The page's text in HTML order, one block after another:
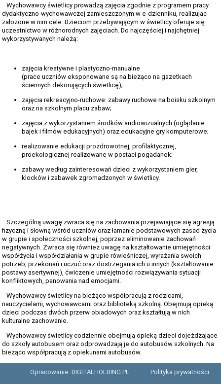
Wychowawcy świetlicy prowadzą zajęcia zgodnie z programem pracy
dydaktyczno-wychowawczej zamieszczonym w e-dzienniku, realizując
założone w nim cele. Dzieciom przebywającym w świetlicy oferuje się
uczestnictwo w różnorodnych zajęciach. Do najczęściej i najchętniej
wykorzystywanych należą:
zajęcia kreatywne i plastyczno-manualne
(prace uczniów eksponowane są na bieżąco na gazetkach
ściennych dekorujących świetlicę);
zajęcia rekreacyjno-ruchowe: zabawy ruchowe na boisku szkolnym
oraz na szkolnym placu zabaw;
zajęcia z wykorzystaniem środków audiowizualnych (oglądanie
bajek i filmów edukacyjnych) oraz edukacyjne gry komputerowe;
realizowanie edukacji prozdrowotnej, profilaktycznej,
proekologicznej realizowane w postaci pogadanek;
zabawy według zainteresowań dzieci z wykorzystaniem gier,
klocków i zabawek zgromadzonych w świetlicy.
Szczególną uwagę zwraca się na zachowania przejawiające się agresją
fizyczną i słowną wśród uczniów oraz łamanie podstawowych zasad życia
w grupie i społeczności szkolnej, poprzez eliminowanie zachowań
negatywnych. Zwraca się również uwagę na kształtowanie umiejętności
współżycia i współdziałania w grupie rówieśniczej, wyrażania swoich
potrzeb, przekonań i uczuć oraz dostrzegania ich u innych (kształtowanie
postawy asertywnej), ćwiczenie umiejętności rozwiązywania sytuacji
konfliktowych, panowania nad emocjami.
Wychowawcy świetlicy na bieżąco współpracują z rodzicami,
nauczycielami, wychowawcami oraz biblioteką szkolną. Obejmują opieką
dzieci podczas dwóch przerw obiadowych oraz kształtują w nich
kulturalne zachowanie.
Wychowawcy świetlicy codziennie obejmują opieką dzieci dojeżdżające
do szkoły autobusem oraz odprowadzają je do autobusów szkolnych. Na
bieżąco współpracują z opiekunami autobusów.
Opracowanie: DIGITALHOLDING.PL Polityka prywatności